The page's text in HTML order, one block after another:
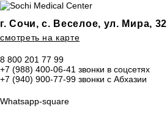
г. Сочи, с. Веселое, ул. Мира, 32
смотреть на карте
8 800 201 77 99
+7 (988) 400-06-41 звонки в соцсетях
+7 (940) 900-77-99 звонки с Абхазии
Whatsapp-square